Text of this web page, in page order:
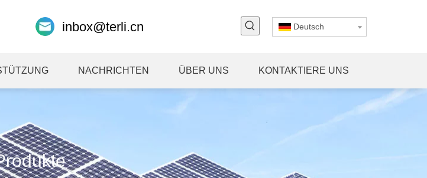
inbox@terli.cn Deutsch
NACHRICHTEN ÜBER UNS KONTAKTIERE UNS